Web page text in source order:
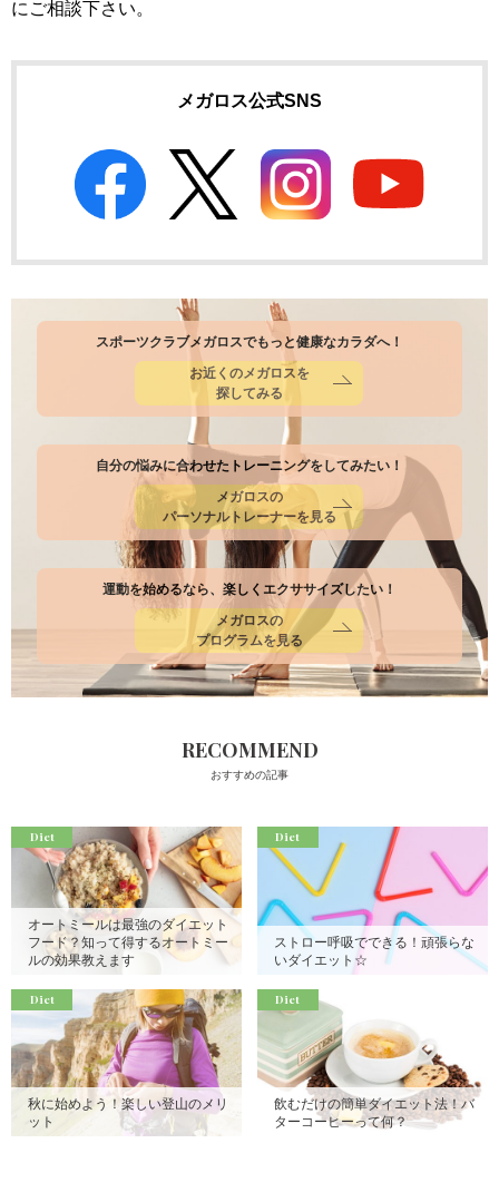
にご相談下さい。
メガロス公式SNS
スポーツクラブメガロスでもっと健康なカラダへ！
お近くのメガロスを
探してみる
自分の悩みに合わせたトレーニングをしてみたい！
メガロスの
パーソナルトレーナーを見る
運動を始めるなら、楽しくエクササイズしたい！
メガロスの
プログラムを見る
RECOMMEND
おすすめの記事
Diet
オートミールは最強のダイエット
フード？知って得するオートミー
ルの効果教えます
Diet
ストロー呼吸でできる！頑張らな
いダイエット☆
Diet
秋に始めよう！楽しい登山のメリ
ット
Diet
飲むだけの簡単ダイエット法！バ
ターコーヒーって何？